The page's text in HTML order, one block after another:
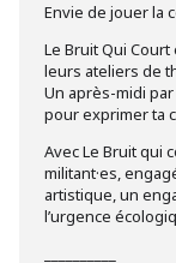
Envie de jouer la
Le Bruit Qui
leurs ateliers de
Un après-midi
pour exprimer ta
Avec Le Bruit qui
militant·es,
artistique, un
l’urgence